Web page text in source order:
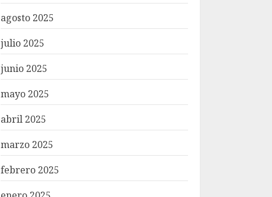
agosto 2025
julio 2025
junio 2025
mayo 2025
abril 2025
marzo 2025
febrero 2025